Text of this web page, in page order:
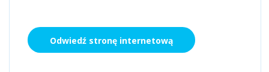
Odwiedź stronę internetową